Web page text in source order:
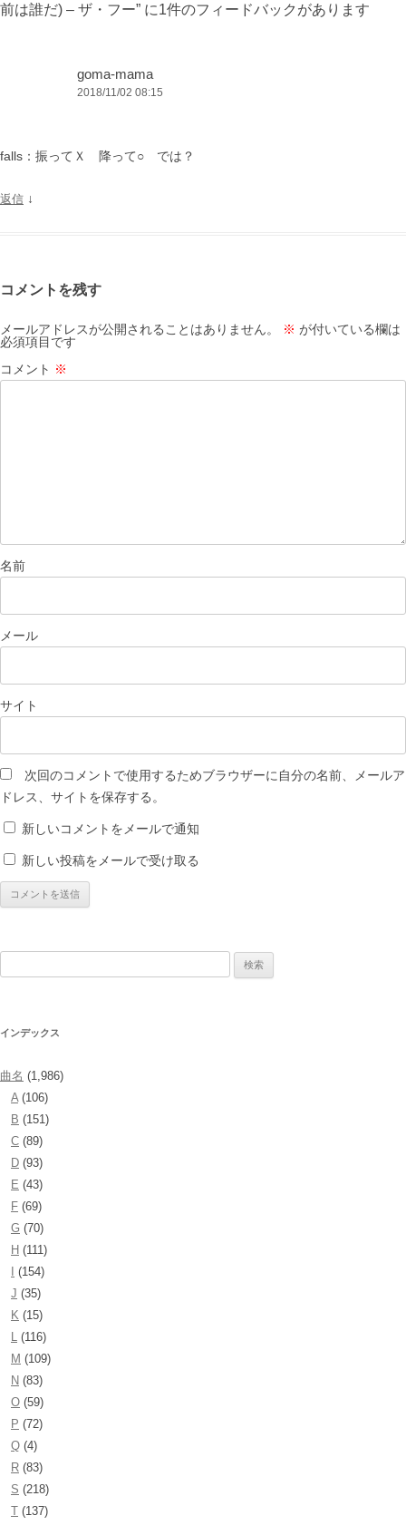
前は誰だ) – ザ・フー” に1件のフィードバックがあります
goma-mama
2018/11/02 08:15
falls：振ってＸ 降って○ では？
返信 ↓
コメントを残す
メールアドレスが公開されることはありません。 ※ が付いている欄は
必須項目です
コメント ※
名前
メール
サイト
次回のコメントで使用するためブラウザーに自分の名前、メールア
ドレス、サイトを保存する。
新しいコメントをメールで通知
新しい投稿をメールで受け取る
インデックス
曲名 (1,986)
A(106)
B (151)
C (89)
D (93)
E (43)
F (69)
G (70)
H (111)
(154)
J (35)
K (15)
L (116)
M (109)
N (83)
O (59)
P (72)
Q (4)
R (83)
S (218)
T (137)